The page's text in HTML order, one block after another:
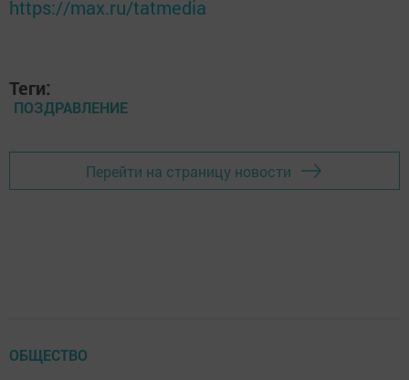
https://max.ru/tatmedia
Теги:
ПОЗДРАВЛЕНИЕ
Перейти на страницу новости
ОБЩЕСТВО